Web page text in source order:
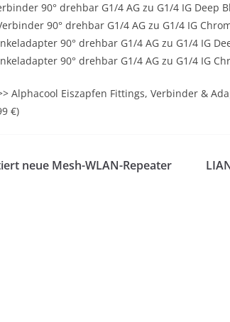
90° drehbar G1/4 AG zu G1/4 IG Deep
90° drehbar G1/4 AG zu G1/4 IG
90° drehbar G1/4 AG zu G1/4 IG
90° drehbar G1/4 AG zu G1/4 IG
Alphacool Eiszapfen Fittings, Verbinder &
€)
neue Mesh-WLAN-Repeater